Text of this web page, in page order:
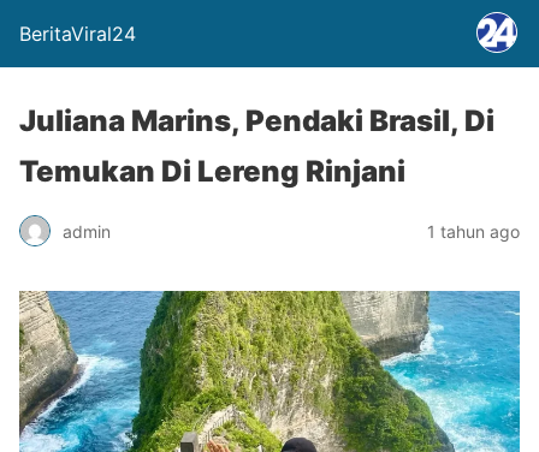
BeritaViral24
Juliana Marins, Pendaki Brasil, Di
Temukan Di Lereng Rinjani
admin 1 tahun ago